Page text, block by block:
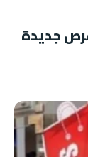
جديدة